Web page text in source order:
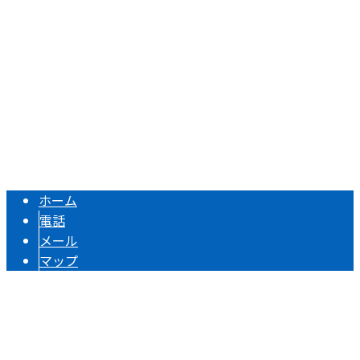
ホーム
電話
メール
マップ